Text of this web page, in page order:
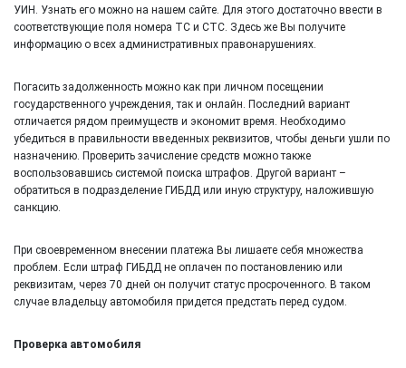
УИН. Узнать его можно на нашем сайте. Для этого достаточно ввести в
соответствующие поля номера ТС и СТС. Здесь же Вы получите
информацию о всех административных правонарушениях.
Погасить задолженность можно как при личном посещении
государственного учреждения, так и онлайн. Последний вариант
отличается рядом преимуществ и экономит время. Необходимо
убедиться в правильности введенных реквизитов, чтобы деньги ушли по
назначению. Проверить зачисление средств можно также
воспользовавшись системой поиска штрафов. Другой вариант –
обратиться в подразделение ГИБДД или иную структуру, наложившую
санкцию.
При своевременном внесении платежа Вы лишаете себя множества
проблем. Если штраф ГИБДД не оплачен по постановлению или
реквизитам, через 70 дней он получит статус просроченного. В таком
случае владельцу автомобиля придется предстать перед судом.
Проверка автомобиля